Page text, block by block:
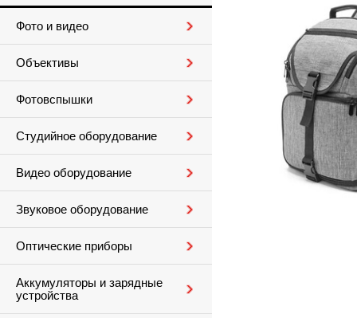
Фото и видео
Объективы
Фотовспышки
Студийное оборудование
Видео оборудование
Звуковое оборудование
Оптические приборы
Аккумуляторы и зарядные
устройства